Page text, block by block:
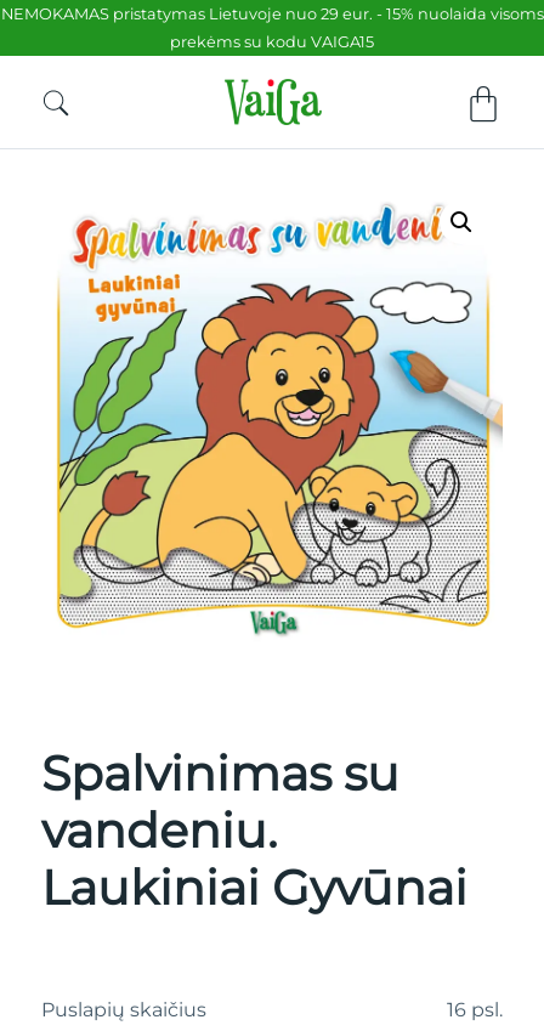
NEMOKAMAS pristatymas Lietuvoje nuo 29 eur. - 15% nuolaida visoms
prekėms su kodu VAIGA15
Spalvinimas su
vandeniu.
Laukiniai Gyvūnai
Puslapių skaičius
16 psl.